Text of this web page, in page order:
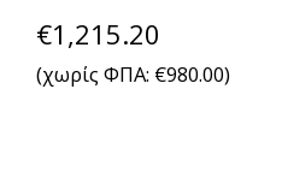
€1,215.20
(χωρίς ΦΠΑ: €980.00)